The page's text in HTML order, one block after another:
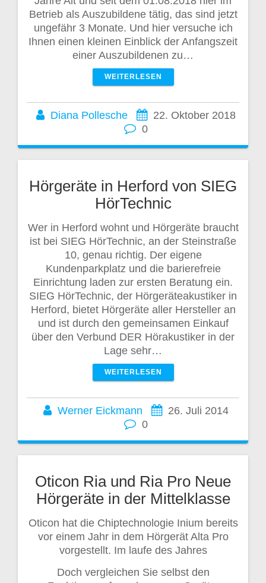
Betrieb als Auszubildene tätig, das sind jetzt
ungefähr 3 Monate. Und hier versuche ich
Ihnen einen kleinen Einblick der Anfangszeit
einer Auszubildenen zu…
WEITERLESEN
Diana Pollesche
22. Oktober 2018
0
Hörgeräte in Herford von SIEG
HörTechnic
Wer in Herford wohnt und Hörgeräte braucht
ist bei SIEG HörTechnic, an der Steinstraße
10, genau richtig. Der eigene
Kundenparkplatz und die barierefreie
Einrichtung laden zur ersten Beratung ein.
SIEG HörTechnic, der Hörgeräteakustiker in
Herford, bietet Hörgeräte aller Hersteller an
und ist durch den gemeinsamen Einkauf
über den Verbund DER Hörakustiker in der
Lage sehr…
WEITERLESEN
Werner Eickmann
26. Juli 2014
0
Oticon Ria und Ria Pro Neue
Hörgeräte in der Mittelklasse
Oticon hat die Chiptechnologie Inium bereits
vor einem Jahr in dem Hörgerät Alta Pro
vorgestellt. Im laufe des Jahres
Doch vergleichen Sie selbst den